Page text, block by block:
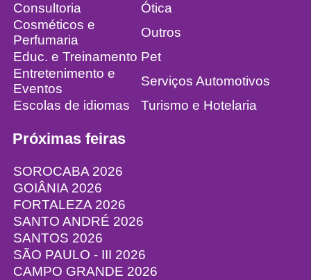
Consultoria
Ótica
Cosméticos e
Perfumaria
Outros
Educ. e Treinamento Pet
Entretenimento e
Eventos
Serviços Automotivos
Escolas de idiomas
Turismo e Hotelaria
Próximas feiras
SOROCABA 2026
GOIÂNIA 2026
FORTALEZA 2026
SANTO ANDRÉ 2026
SANTOS 2026
SÃO PAULO - III 2026
CAMPO GRANDE 2026